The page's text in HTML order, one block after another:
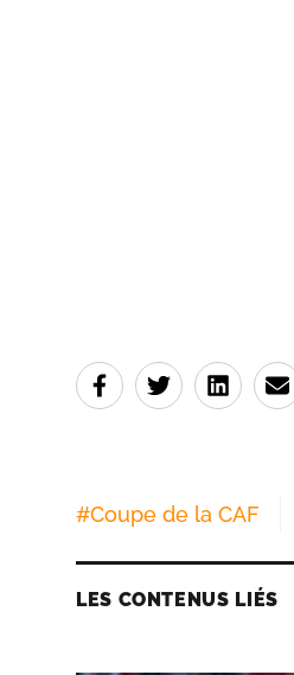
#Coupe de la CAF
LES CONTENUS LIÉS